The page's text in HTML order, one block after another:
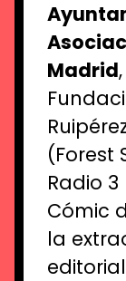
Madrid
(Forest
Radio 3
Cómic
la